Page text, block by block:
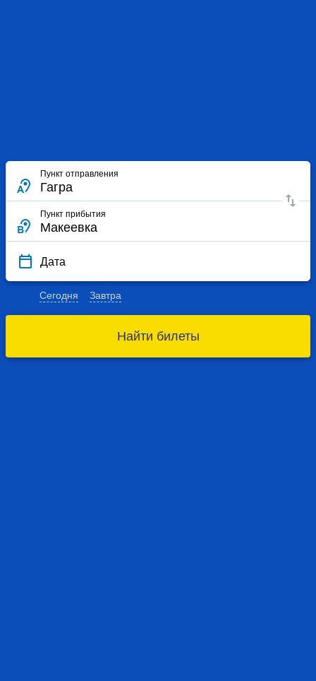
Пункт отправления
Пункт прибытия
Дата
Сегодня Завтра
Найти билеты